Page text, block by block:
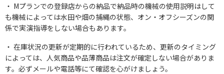
Mプランでの登録店からの納品で納品時の機械の使用説明はして
も機械によっては水田や畑の捕縄の状態、オン・オフシーズンの関
係で実演指導をしない場合もあります。
在庫状況の更新が定期的に行われているため、更新のタイミング
によっては、人気商品や品薄商品は注文が確定しない場合がありま
す。必ずメールや電話等にて確認を心がけましょう。